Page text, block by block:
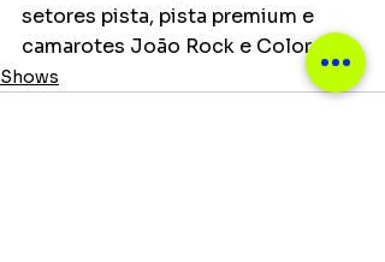
setores pista, pista premium e
camarotes João Rock e Colorado.
Shows